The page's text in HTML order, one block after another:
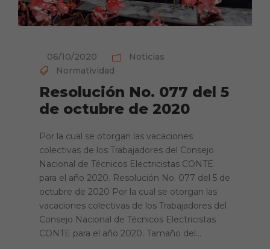
06/10/2020
Noticias
Normatividad
Resolución No. 077 del 5
de octubre de 2020
Por la cual se otorgan las vacaciones
colectivas de los Trabajadores del Consejo
Nacional de Técnicos Electricistas CONTE
para el año 2020. Resolución No. 077 del 5 de
octubre de 2020 Por la cual se otorgan las
vacaciones colectivas de los Trabajadores del
Consejo Nacional de Técnicos Electricistas
CONTE para el año 2020. Tamaño del...